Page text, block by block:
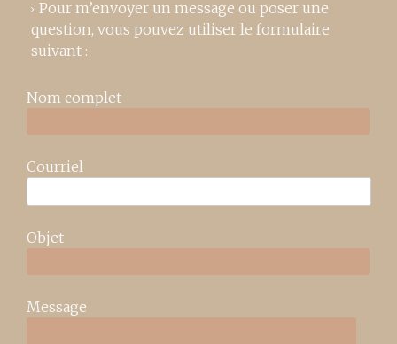
Pour m’envoyer un message ou poser une
question, vous pouvez utiliser le formulaire
suivant :
Nom complet
Courriel
Objet
Message